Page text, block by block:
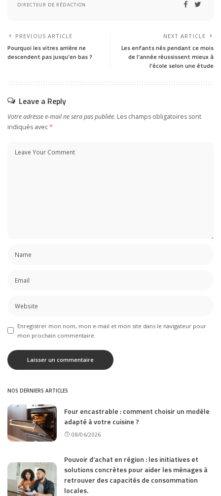
DIRECTEUR DE RÉDACTION
PREVIOUS ARTICLE
Pourquoi les vitres arrière ne
descendent pas jusqu’en bas ?
NEXT ARTICLE
Les enfants nés pendant ce mois
de l’année réussissent mieux à
l’école selon une étude
Leave a Reply
Votre adresse e-mail ne sera pas publiée. Les champs obligatoires sont
indiqués avec*
Enregistrer mon nom, mon e-mail et mon site dans le navigateur pour
mon prochain commentaire.
NOS DERNIERS ARTICLES
Four encastrable : comment choisir un modèle
adapté à votre cuisine ?
08/06/2026
Pouvoir d’achat en région : les initiatives et
solutions concrètes pour aider les ménages à
retrouver des capacités de consommation
locales.